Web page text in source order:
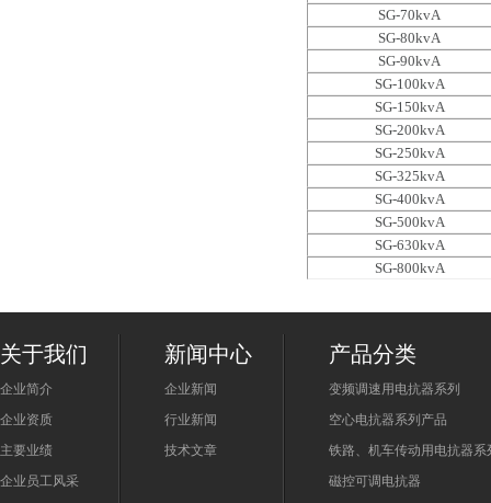
SG-70kvA
SG-80kvA
SG-90kvA
SG-100kvA
SG-150kvA
SG-200kvA
SG-250kvA
SG-325kvA
SG-400kvA
SG-500kvA
SG-630kvA
SG-800kvA
关于我们
企业简介
企业资质
主要业绩
企业员工风采
新闻中心
企业新闻
行业新闻
技术文章
产品分类
变频调速用电抗器系列
空心电抗器系列产品
铁路、机车传动用电抗器系
磁控可调电抗器